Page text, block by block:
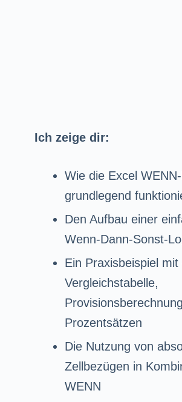
Ich zeige dir:
Wie die Excel
grundlegend
Den Aufbau einer
Wenn-Dann-Sonst-
Ein Praxisbeispiel mit
Vergleichstabelle,
Prozentsätzen
Die Nutzung von
Zellbezügen in
WENN